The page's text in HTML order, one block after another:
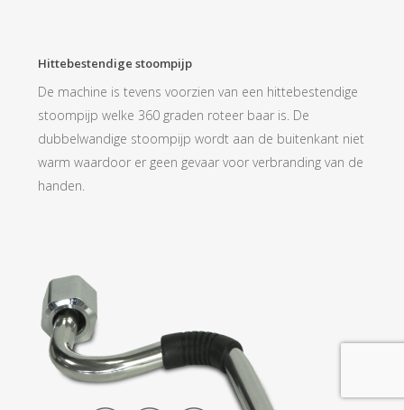
Hittebestendige stoompijp
De machine is tevens voorzien van een hittebestendige
stoompijp welke 360 graden roteer baar is. De
dubbelwandige stoompijp wordt aan de buitenkant niet
warm waardoor er geen gevaar voor verbranding van de
handen.